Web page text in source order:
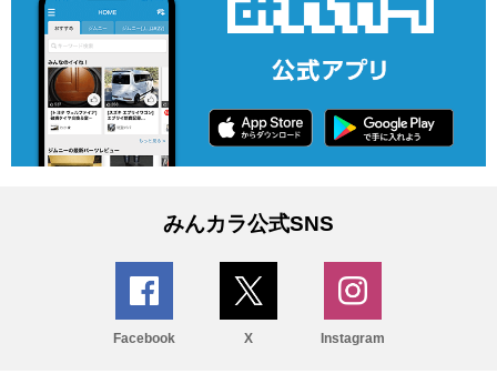
みんカラ公式SNS
Facebook X Instagram